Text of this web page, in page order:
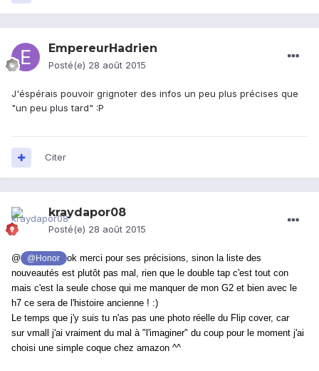
EmpereurHadrien
Posté(e) 28 août 2015
J'éspérais pouvoir grignoter des infos un peu plus précises que
"un peu plus tard" :P
Citer
kraydapor08
Posté(e) 28 août 2015
@ @Honor
ok merci pour ses précisions, sinon la liste des
nouveautés est plutôt pas mal, rien que le double tap c'est tout con
mais c'est la seule chose qui me manquer de mon G2 et bien avec le
h7 ce sera de l'histoire ancienne ! :)
Le temps que j'y suis tu n'as pas une photo réelle du Flip cover, car
sur vmall j'ai vraiment du mal à "l'imaginer" du coup pour le moment j'ai
choisi une simple coque chez amazon ^^